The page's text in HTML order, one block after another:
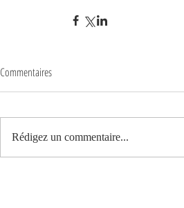
Commentaires
Rédigez un commentaire...